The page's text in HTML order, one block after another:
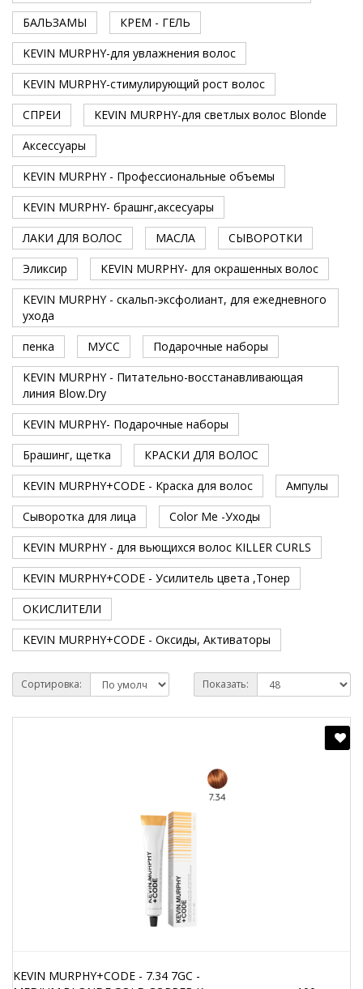
БАЛЬЗАМЫ
КРЕМ - ГЕЛЬ
KEVIN MURPHY-для увлажнения волос
KEVIN MURPHY-стимулирующий рост волос
СПРЕИ
KEVIN MURPHY-для светлых волос Blonde
Аксессуары
KEVIN MURPHY - Профессиональные объемы
KEVIN MURPHY- брашнг,аксесуары
ЛАКИ ДЛЯ ВОЛОС
МАСЛА
СЫВОРОТКИ
Эликсир
KEVIN MURPHY- для окрашенных волос
KEVIN MURPHY - скальп-эксфолиант, для ежедневного
ухода
пенка
МУСС
Подарочные наборы
KEVIN MURPHY - Питательно-восстанавливающая
линия Blow.Dry
KEVIN MURPHY- Подарочные наборы
Брашинг, щетка
КРАСКИ ДЛЯ ВОЛОС
KEVIN MURPHY+CODE - Краска для волос
Ампулы
Сыворотка для лица
Color Me -Уходы
KEVIN MURPHY - для вьющихся волос KILLER CURLS
KEVIN MURPHY+CODE - Усилитель цвета ,Тонер
ОКИСЛИТЕЛИ
KEVIN MURPHY+CODE - Оксиды, Активаторы
Сортировка: Показать:
KEVIN MURPHY+CODE - 7.34 7GC -